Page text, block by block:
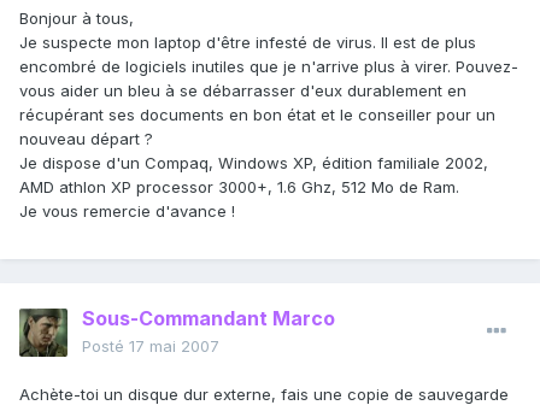
Bonjour à tous,
Je suspecte mon laptop d'être infesté de virus. Il est de plus
encombré de logiciels inutiles que je n'arrive plus à virer. Pouvez-
vous aider un bleu à se débarrasser d'eux durablement en
récupérant ses documents en bon état et le conseiller pour un
nouveau départ ?
Je dispose d'un Compaq, Windows XP, édition familiale 2002,
AMD athlon XP processor 3000+, 1.6 Ghz, 512 Mo de Ram.
Je vous remercie d'avance !
Sous-Commandant Marco
Posté 17 mai 2007
Achète-toi un disque dur externe, fais une copie de sauvegarde